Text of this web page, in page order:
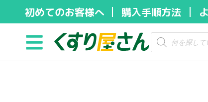
初めてのお客様へ 購入手順方法